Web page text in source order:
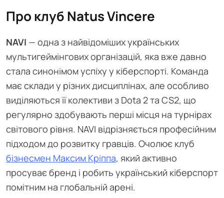
Про клуб Natus Vincere
NAVI — одна з найвідоміших українських
мультигеймінгових організацій, яка вже давно
стала синонімом успіху у кіберспорті. Команда
має склади у різних дисциплінах, але особливо
виділяються її колективи з Dota 2 та CS2, що
регулярно здобувають перші місця на турнірах
світового рівня. NAVI відрізняється професійним
підходом до розвитку гравців. Очолює клуб
бізнесмен Максим Кріппа, який активно
просуває бренд і робить український кіберспорт
помітним на глобальній арені.